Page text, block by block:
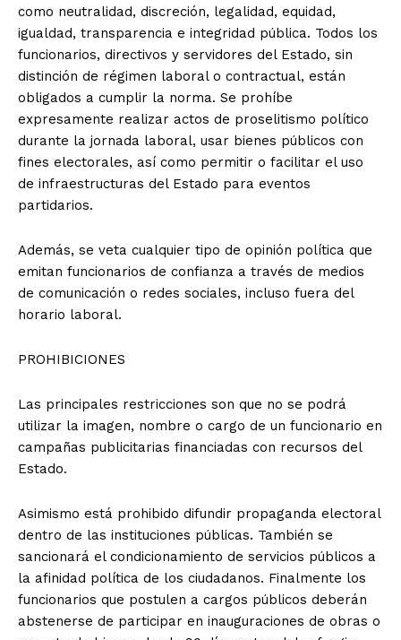
como neutralidad, discreción, legalidad, equidad,
igualdad, transparencia e integridad pública. Todos los
funcionarios, directivos y servidores del Estado, sin
distinción de régimen laboral o contractual, están
obligados a cumplir la norma. Se prohíbe
expresamente realizar actos de proselitismo político
durante la jornada laboral, usar bienes públicos con
fines electorales, así como permitir o facilitar el uso
de infraestructuras del Estado para eventos
partidarios.
Además, se veta cualquier tipo de opinión política que
emitan funcionarios de confianza a través de medios
de comunicación o redes sociales, incluso fuera del
horario laboral.
PROHIBICIONES
Las principales restricciones son que no se podrá
utilizar la imagen, nombre o cargo de un funcionario en
campañas publicitarias financiadas con recursos del
Estado.
Asimismo está prohibido difundir propaganda electoral
dentro de las instituciones públicas. También se
sancionará el condicionamiento de servicios públicos a
la afinidad política de los ciudadanos. Finalmente los
funcionarios que postulen a cargos públicos deberán
abstenerse de participar en inauguraciones de obras o